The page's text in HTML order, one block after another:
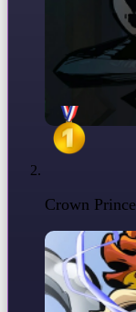
Crown Prince